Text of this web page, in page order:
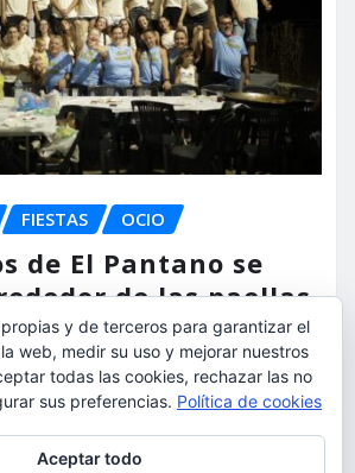
FIESTAS OCIO
de El Pantano se
de las paellas
sus fiestas
Ago 9, 2026
y de terceros para garantizar el
web, medir su uso y mejorar nuestros
todas las cookies, rechazar las no
sus preferencias. Política de cookies
Aceptar todo